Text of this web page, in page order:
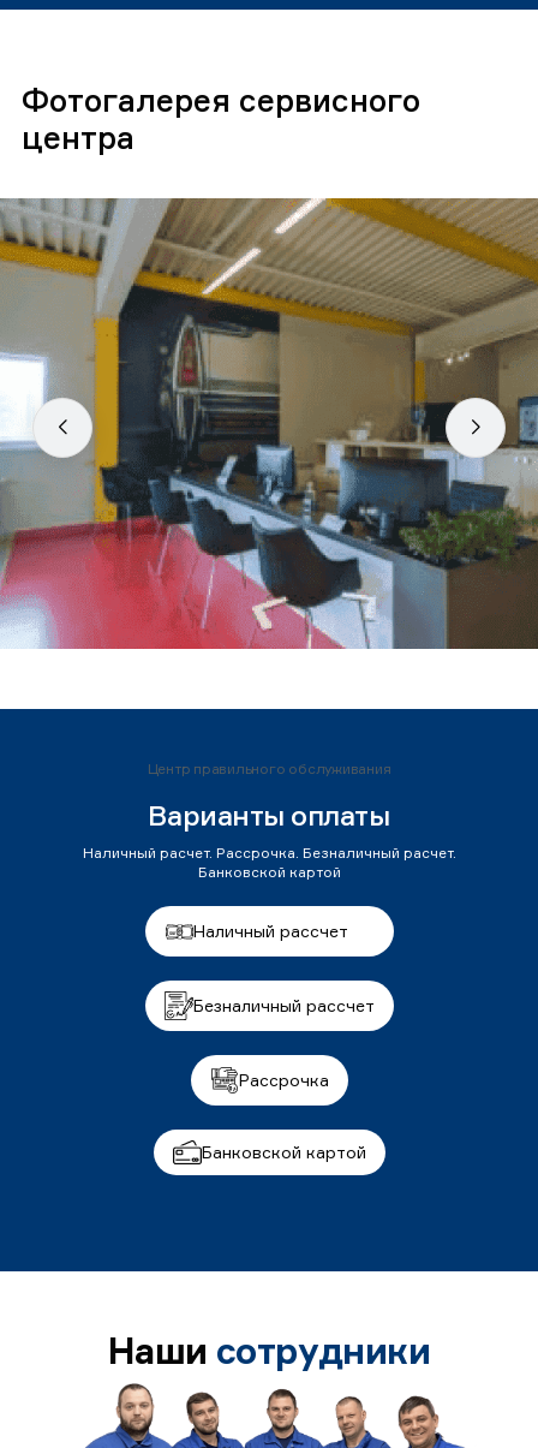
Фотогалерея сервисного
центра
Центр правильного обслуживания
Варианты оплаты
Наличный расчет. Рассрочка. Безналичный расчет.
Банковской картой
Наличный рассчет
Безналичный рассчет
Рассрочка
Банковской картой
Наши сотрудники